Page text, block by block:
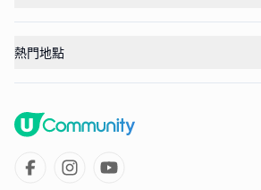
熱門地點